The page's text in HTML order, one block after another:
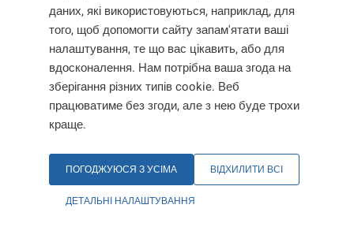
даних, які використовуються, наприклад, для
того, щоб допомогти сайту запам'ятати ваші
налаштування, те що вас цікавить, або для
вдосконалення. Нам потрібна ваша згода на
зберігання різних типів cookie. Веб
працюватиме без згоди, але з нею буде трохи
краще.
ПОГОДЖУЮСЯ З УСІМА ВІДХИЛИТИ ВСІ
ДЕТАЛЬНІ НАЛАШТУВАННЯ
У якому випадку ви повинні повідомити
про зміну сімейного стану?
Якщо ваш сімейний стан змінився – після одруження,
розлучення або вдівства.
У який строк потрібно повідомити про
зміну?
Повідомте про зміну сімейного стану протягомтрьох
робочих днів,тільки після того, як вона фактично